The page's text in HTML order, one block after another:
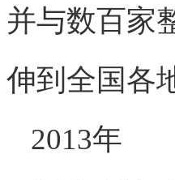
并与数百家
伸到全国各
2013年